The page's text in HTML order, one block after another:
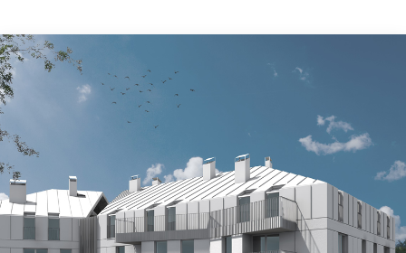
ILIDŽA
Projekat „Bijeli Dvor“ – Ilidža
Na vrlo atraktivnoj lokaciji u Općini Ilidža, u blizini
tramvajske pruge u izgradnji i regionalnih
saobraćajnica, niče moderan stambeni objekat „Bijeli
Dvor“.